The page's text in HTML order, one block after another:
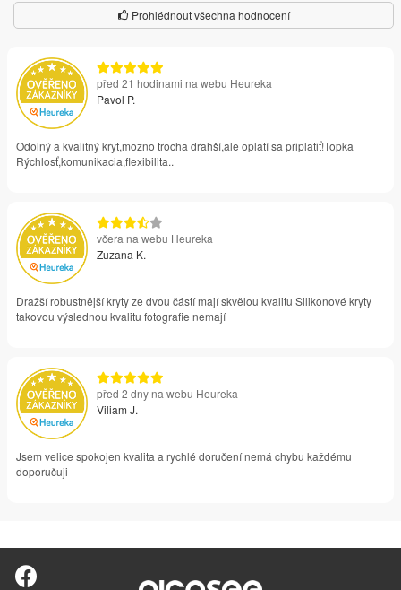
Prohlédnout všechna hodnocení
před 21 hodinami na webu Heureka
Pavol P.
Odolný a kvalitný kryt,možno trocha drahší,ale oplatí sa priplatiť!Topka
Rýchlosť,komunikacia,flexibilita..
včera na webu Heureka
Zuzana K.
Dražší robustnější kryty ze dvou částí mají skvělou kvalitu Silikonové kryty
takovou výslednou kvalitu fotografie nemají
před 2 dny na webu Heureka
Viliam J.
Jsem velice spokojen kvalita a rychlé doručení nemá chybu každému
doporučuji